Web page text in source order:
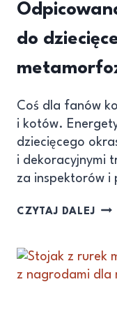
do
Coś dla fanów
i kotów.
dziecięcego
i dekoracyjnymi
za inspektorów i
CZYTAJ DALEJ